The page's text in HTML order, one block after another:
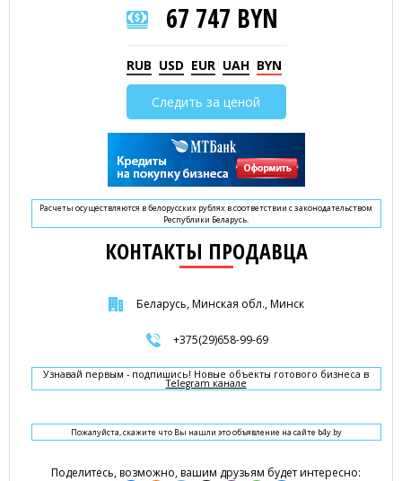
67 747 BYN
RUB USD EUR UAH BYN
Следить за ценой
Расчеты осуществляются в белорусских рублях в соответствии с законодательством
Республики Беларусь.
КОНТАКТЫ ПРОДАВЦА
Беларусь, Минская обл., Минск
+375(29)658-99-69
Узнавай первым - подпишись! Новые объекты готового бизнеса в
Telegram канале
Пожалуйста, скажите что Вы нашли это объявление на сайте b4y.by
Поделитесь, возможно, вашим друзьям будет интересно: